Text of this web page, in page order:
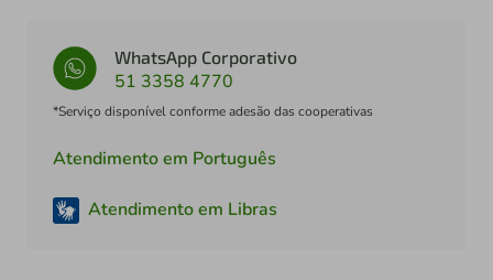
WhatsApp Corporativo
51 3358 4770
*Serviço disponível conforme adesão das cooperativas
Atendimento em Português
Atendimento em Libras